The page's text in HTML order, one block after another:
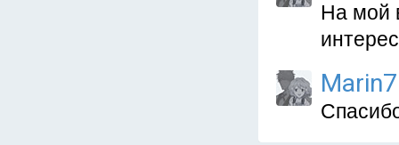
На мой
Marin7